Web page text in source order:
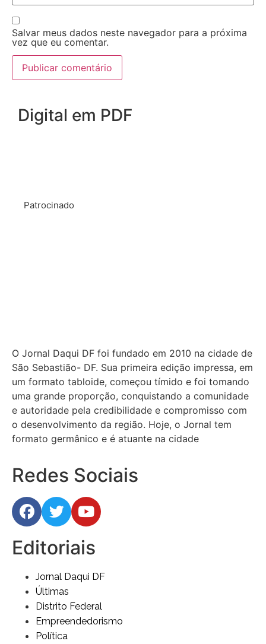
Salvar meus dados neste navegador para a próxima
vez que eu comentar.
Digital em PDF
Patrocinado
O Jornal Daqui DF foi fundado em 2010 na cidade de
São Sebastião- DF. Sua primeira edição impressa, em
um formato tabloide, começou tímido e foi tomando
uma grande proporção, conquistando a comunidade
e autoridade pela credibilidade e compromisso com
o desenvolvimento da região. Hoje, o Jornal tem
formato germânico e é atuante na cidade
Redes Sociais
Editoriais
Jornal Daqui DF
Últimas
Distrito Federal
Empreendedorismo
Política